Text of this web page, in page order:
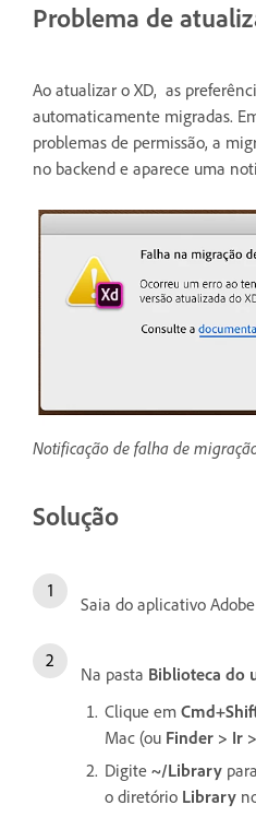
Problema de
Ao atualizar o XD, as
automaticamente migradas.
problemas de permissão, a
no backend e aparece uma
Notificação de falha de
Solução
Saia do aplicativo Adobe
Na pasta Biblioteca do
Clique em
Mac (ou Finder > Ir
Digite ~/Library
o diretório Library